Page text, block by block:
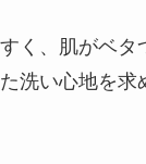
く、肌がベタ
洗い心地を求